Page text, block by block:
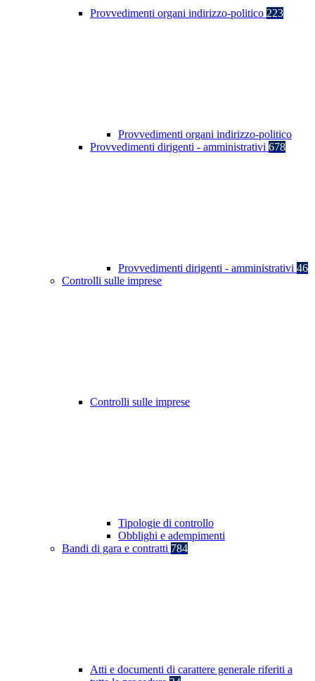
Provvedimenti organi indirizzo-politico 223
Provvedimenti organi indirizzo-politico
Provvedimenti dirigenti - amministrativi 678
Provvedimenti dirigenti - amministrativi 46
Controlli sulle imprese
Controlli sulle imprese
Tipologie di controllo
Obblighi e adempimenti
Bandi di gara e contratti 784
Atti e documenti di carattere generale riferiti a